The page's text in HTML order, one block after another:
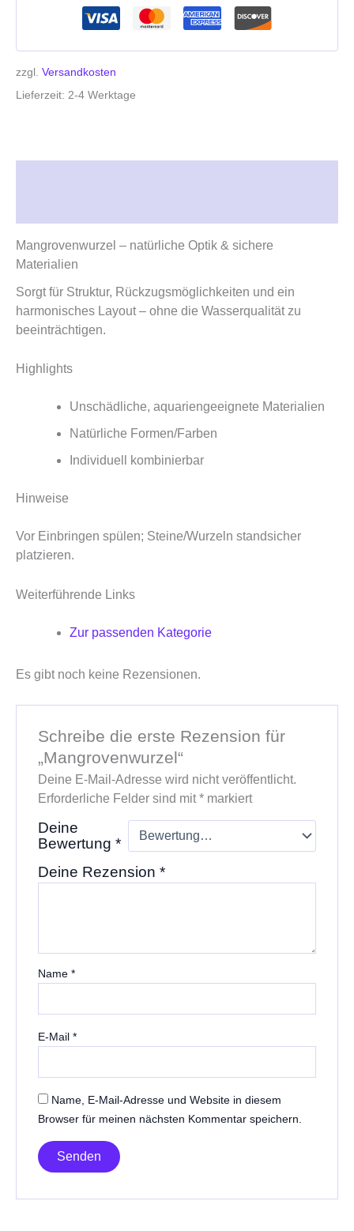
zzgl. Versandkosten
Lieferzeit: 2-4 Werktage
Mangrovenwurzel – natürliche Optik & sichere
Materialien
Sorgt für Struktur, Rückzugsmöglichkeiten und ein
harmonisches Layout – ohne die Wasserqualität zu
beeinträchtigen.
Highlights
Unschädliche, aquariengeeignete Materialien
Natürliche Formen/Farben
Individuell kombinierbar
Hinweise
Vor Einbringen spülen; Steine/Wurzeln standsicher
platzieren.
Weiterführende Links
Zur passenden Kategorie
Es gibt noch keine Rezensionen.
Schreibe die erste Rezension für
„Mangrovenwurzel“
Deine E-Mail-Adresse wird nicht veröffentlicht.
Erforderliche Felder sind mit*markiert
Deine
Bewertung *
Deine Rezension *
Name *
E-Mail *
Name, E-Mail-Adresse und Website in diesem
Browser für meinen nächsten Kommentar speichern.